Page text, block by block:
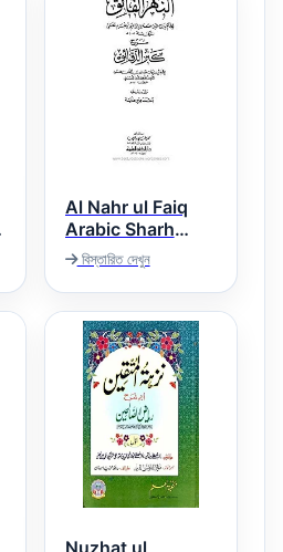
Al Nahr ul Faiq
Arabic Sharh
Kanz ud Daqaiq
النهر الفائق عربی
شرح کنز الدقائق
বিস্তারিত দেখুন
Nuzhat ul